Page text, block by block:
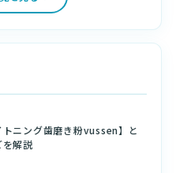
ニング歯磨き粉vussen】と
解説